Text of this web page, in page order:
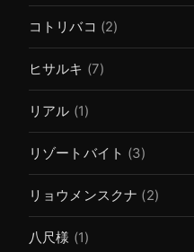
コトリバコ (2)
ヒサルキ (7)
リアル (1)
リゾートバイト (3)
リョウメンスクナ (2)
八尺様 (1)